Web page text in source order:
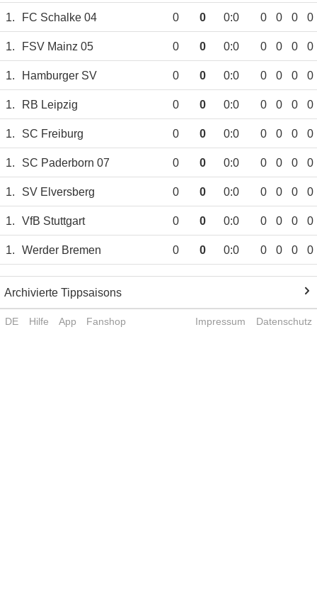
1. FC Schalke 04 0 0 0:0 0 0 0 0
1. FSV Mainz 05 0 0 0:0 0 0 0 0
1. Hamburger SV 0 0 0:0 0 0 0 0
1. RB Leipzig 0 0 0:0 0 0 0 0
1. SC Freiburg 0 0 0:0 0 0 0 0
1. SC Paderborn 07 0 0 0:0 0 0 0 0
1. SV Elversberg 0 0 0:0 0 0 0 0
1. VfB Stuttgart 0 0 0:0 0 0 0 0
1. Werder Bremen 0 0 0:0 0 0 0 0
Archivierte Tippsaisons
DE Hilfe App Fanshop Impressum Datenschutz